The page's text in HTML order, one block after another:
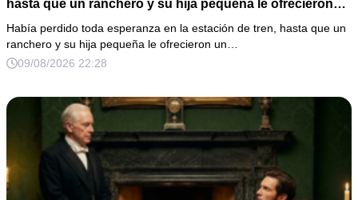
hasta que un ranchero y su hija pequeña le ofrecieron
un nuevo comienzo.
Había perdido toda esperanza en la estación de tren, hasta que un
ranchero y su hija pequeña le ofrecieron un…
09/08/2026 22:28